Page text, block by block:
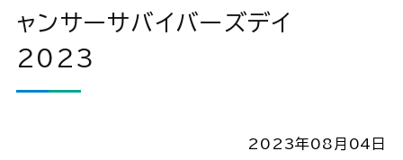
ャンサーサバイバーズデイ
2023
2023年08月04日